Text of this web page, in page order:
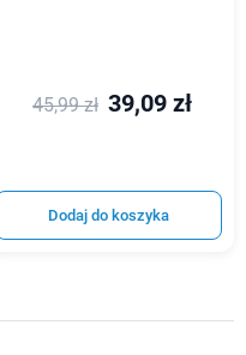
45,99 zł 39,09 zł
Dodaj do koszyka